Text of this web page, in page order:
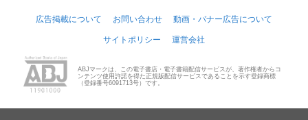
広告掲載について お問い合わせ 動画・バナー広告について
サイトポリシー 運営会社
ABJマークは、この電子書店・電子書籍配信サービスが、著作権者からコ
ンテンツ使用許諾を得た正規版配信サービスであることを示す登録商標
（登録番号6091713号）です。